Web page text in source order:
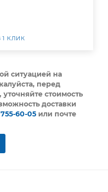
1 КЛИК
ситуацией на
перед
стоимость
доставки
60-05 или почте